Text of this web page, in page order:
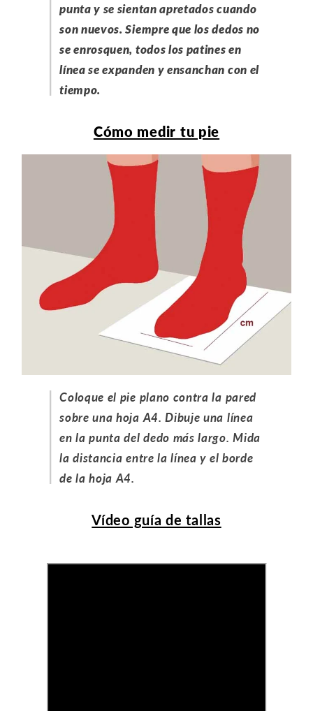
punta y se sientan apretados cuando
son nuevos. Siempre que los dedos no
se enrosquen, todos los patines en
línea se expanden y ensanchan con el
tiempo.
Cómo medir tu pie
Coloque el pie plano contra la pared
sobre una hoja A4. Dibuje una línea
en la punta del dedo más largo. Mida
la distancia entre la línea y el borde
de la hoja A4.
Vídeo guía de tallas